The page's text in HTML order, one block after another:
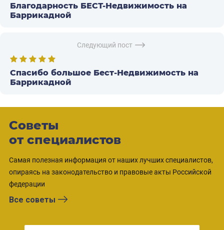
Благодарность БЕСТ-Недвижимость на
Баррикадной
Следующий пост
Спасибо большое Бест-Недвижимость на
Баррикадной
Советы
от специалистов
Самая полезная информация от наших лучших специалистов,
опираясь на законодательство и правовые акты Российской
федерации
Все советы